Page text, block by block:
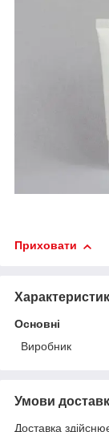
Приховати
Основні
Виробник
Умови
Доставка